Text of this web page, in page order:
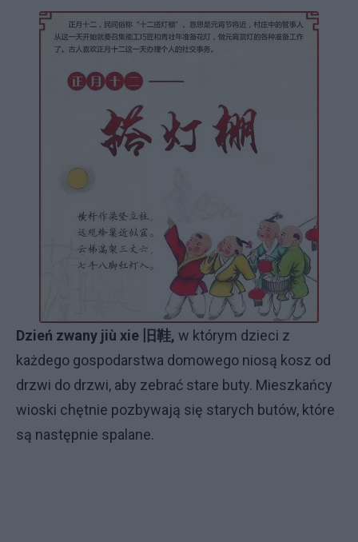
Dzień zwany jiù xie 旧鞋, w którym dzieci z
każdego gospodarstwa domowego niosą kosz od
drzwi do drzwi, aby zebrać stare buty. Mieszkańcy
wioski chętnie pozbywają się starych butów, które
są następnie spalane.